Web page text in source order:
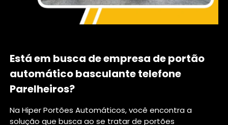
Está em busca de empresa de portão
automático basculante telefone
Parelheiros?
Na Hiper Portões Automáticos, você encontra a
solução que busca ao se tratar de portões